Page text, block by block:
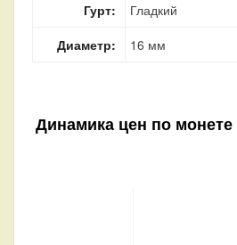
Гурт:
Гладкий
Диаметр:
16 мм
Динамика цен по монете